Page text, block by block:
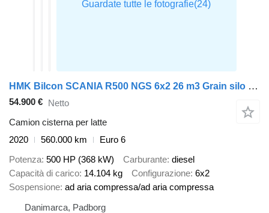
HMK Bilcon SCANIA R500 NGS 6x2 26 m3 Grain silo / Kompressor
54.900 € Netto
Camion cisterna per latte
2020
560.000 km
Euro 6
Potenza 500 HP (368 kW) Carburante diesel
Capacità di carico 14.104 kg Configurazione 6x2
Sospensione ad aria compressa/ad aria compressa
Danimarca, Padborg